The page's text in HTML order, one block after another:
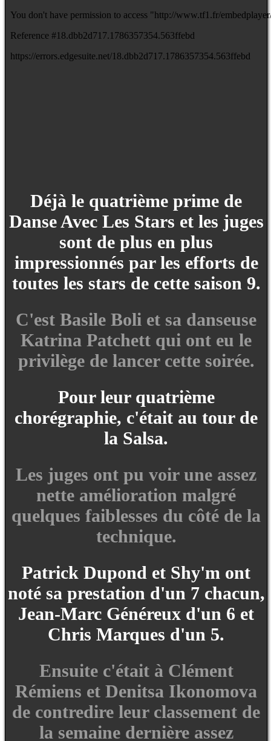
Déjà le quatrième prime de
Danse Avec Les Stars et les juges
sont de plus en plus
impressionnés par les efforts de
toutes les stars de cette saison 9.
C'est Basile Boli et sa danseuse
Katrina Patchett qui ont eu le
privilège de lancer cette soirée.
Pour leur quatrième
chorégraphie, c'était au tour de
la Salsa.
Les juges ont pu voir une assez
nette amélioration malgré
quelques faiblesses du côté de la
technique.
Patrick Dupond et Shy'm ont
noté sa prestation d'un 7 chacun,
Jean-Marc Généreux d'un 6 et
Chris Marques d'un 5.
Ensuite c'était à Clément
Rémiens et Denitsa Ikonomova
de contredire leur classement de
la semaine dernière assez